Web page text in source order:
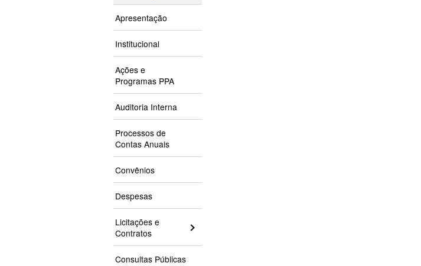
Apresentação
Institucional
Ações e
Programas PPA
Auditoria Interna
Processos de
Contas Anuais
Convênios
Despesas
Licitações e
Contratos
Consultas Públicas